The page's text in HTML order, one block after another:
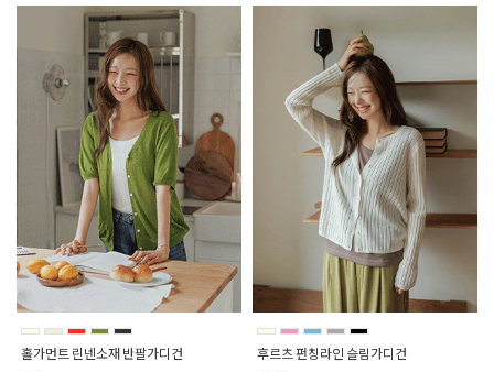
홀가먼트 린넨소재 반팔가디건 후르츠 펀칭라인 슬림가디건